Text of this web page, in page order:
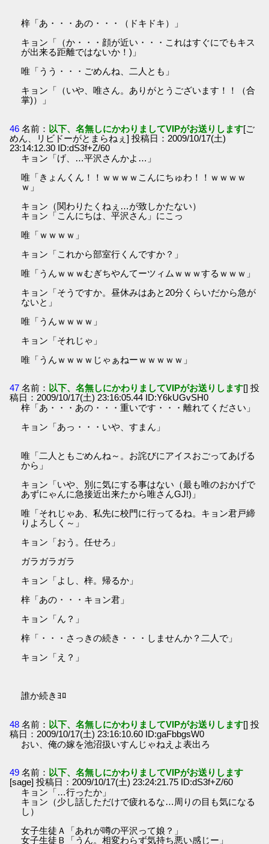
梓「あ・・・あの・・・（ドキドキ）」
キョン「（か・・・顔が近い・・・これはすぐにでもキス
が出来る距離ではないか！)」
唯「うう・・・ごめんね、二人とも」
キョン「（いや、唯さん。ありがとうございます！！（合
掌)）」
46 名前： 以下、名無しにかわりましてVIPがお送りします[ご
めん、リビドーがとまらねぇ] 投稿日：2009/10/17(土)
23:14:12.30 ID:dS3f+Z/60
キョン「げ、…平沢さんかよ…」
唯「きょんくん！！ｗｗｗｗこんにちゅわ！！ｗｗｗｗ
ｗ」
キョン（関わりたくねぇ…が致しかたない）
キョン「こんにちは、平沢さん」にこっ
唯「ｗｗｗｗ」
キョン「これから部室行くんですか？」
唯「うんｗｗｗむぎちやんてーツィムｗｗｗするｗｗｗ」
キョン「そうですか。昼休みはあと20分くらいだから急が
ないと」
唯「うんｗｗｗｗ」
キョン「それじゃ」
唯「うんｗｗｗｗじゃぁねーｗｗｗｗｗ」
47 名前： 以下、名無しにかわりましてVIPがお送りします[] 投
稿日：2009/10/17(土) 23:16:05.44 ID:Y6kUGvSH0
梓「あ・・・あの・・・重いです・・・離れてください」
キョン「あっ・・・いや、すまん」
唯「二人ともごめんね～。お詫びにアイスおごってあげる
から」
キョン「いや、別に気にする事はない（最も唯のおかげで
あずにゃんに急接近出来たから唯さんGJ!)」
唯「それじゃあ、私先に校門に行ってるね。キョン君戸締
りよろしく～」
キョン「おう。任せろ」
ガラガラガラ
キョン「よし、梓。帰るか」
梓「あの・・・キョン君」
キョン「ん？」
梓「・・・さっきの続き・・・しませんか？二人で」
キョン「え？」
誰か続きﾖﾛ
48 名前： 以下、名無しにかわりましてVIPがお送りします[] 投
稿日：2009/10/17(土) 23:16:10.60 ID:gaFbbgsW0
おい、俺の嫁を池沼扱いすんじゃねえよ表出ろ
49 名前： 以下、名無しにかわりましてVIPがお送りします
[sage] 投稿日：2009/10/17(土) 23:24:21.75 ID:dS3f+Z/60
キョン「…行ったか」
キョン（少し話しただけで疲れるな…周りの目も気になる
し）
女子生徒Ａ「あれが噂の平沢って娘？」
女子生徒Ｂ「うん。相変わらず気持ち悪い感じー」